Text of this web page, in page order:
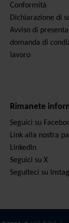
Conformità
Dichiarazione di
Avviso di
domanda di
lavoro
Rimanete
Seguici su
Link alla nostra
LinkedIn
Seguici su X
Seguiteci su